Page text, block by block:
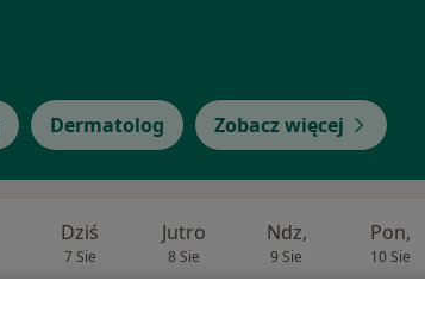
Dermatolog Zobacz więcej
Dziś
7 Sie
Jutro
8 Sie
Ndz,
9 Sie
Pon,
10 Sie